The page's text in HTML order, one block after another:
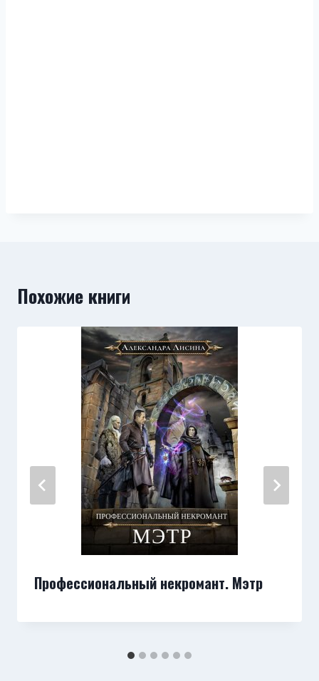
Похожие книги
Профессиональный некромант. Мэтр